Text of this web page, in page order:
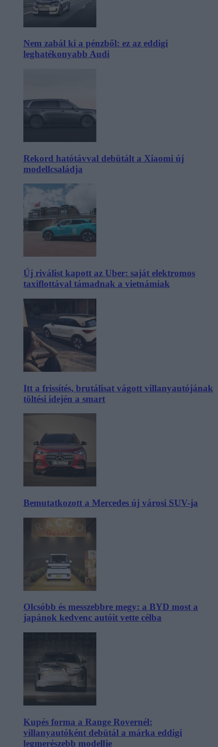
Nem zabál ki a pénzből: ez az eddigi
leghatékonyabb Audi
Rekord hatótávval debütált a Xiaomi új
modellcsaládja
Új riválist kapott az Uber: saját elektromos
taxiflottával támadnak a vietnámiak
Itt a frissítés, brutálisat vágott villanyautójának
töltési idején a smart
Bemutatkozott a Mercedes új városi SUV-ja
Olcsóbb és messzebbre megy: a BYD most a
japánok kedvenc autóit vette célba
Kupés forma a Range Rovernél:
villanyautóként debütál a márka eddigi
legmerészebb modellje